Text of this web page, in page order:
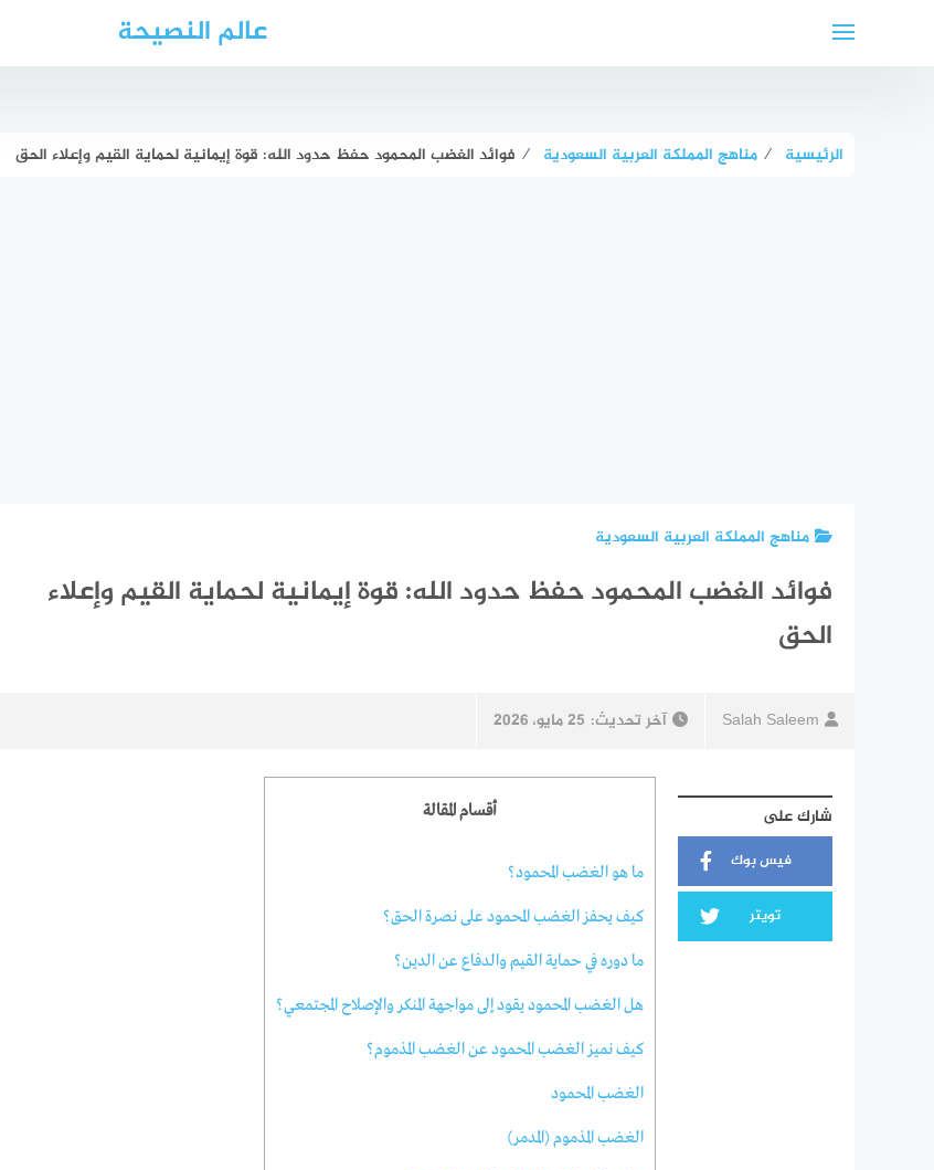
عالم النصيحة
الرئيسية ⁄ مناهج المملكة العربية السعودية ⁄ فوائد الغضب المحمود حفظ حدود الله: قوة إيمانية لحماية القيم وإعلاء الحق
مناهج المملكة العربية السعودية
فوائد الغضب المحمود حفظ حدود الله: قوة إيمانية لحماية القيم وإعلاء
الحق
Salah Saleem آخر تحديث: 25 مايو، 2026
شارك على
فيس بوك
تويتر
أقسام المقالة
ما هو الغضب المحمود؟
كيف يحفز الغضب المحمود على نصرة الحق؟
ما دوره في حماية القيم والدفاع عن الدين؟
هل الغضب المحمود يقود إلى مواجهة المنكر والإصلاح المجتمعي؟
كيف نميز الغضب المحمود عن الغضب المذموم؟
الغضب المحمود
الغضب المذموم (المدمر)